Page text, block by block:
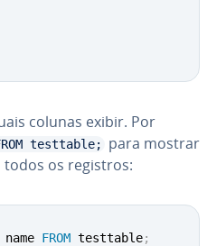
colunas exibir. Por
testtable;
para mostrar
os registros:
FROM testtable;